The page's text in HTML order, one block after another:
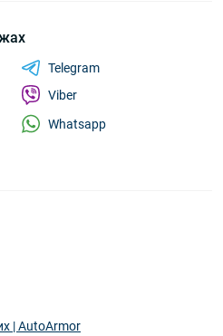
| AutoArmor
Telegram
Viber
Whatsapp